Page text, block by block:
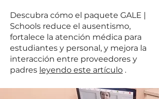
Descubra cómo el paquete GALE |
Schools reduce el ausentismo,
fortalece la atención médica para
estudiantes y personal, y mejora la
interacción entre proveedores y
padres leyendo este artículo .